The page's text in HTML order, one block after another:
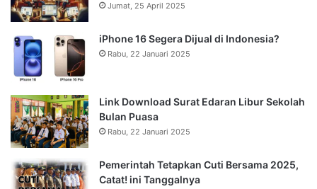
Jumat, 25 April 2025
iPhone 16 Segera Dijual di Indonesia?
Rabu, 22 Januari 2025
Link Download Surat Edaran Libur Sekolah
Bulan Puasa
Rabu, 22 Januari 2025
Pemerintah Tetapkan Cuti Bersama 2025,
Catat! ini Tanggalnya